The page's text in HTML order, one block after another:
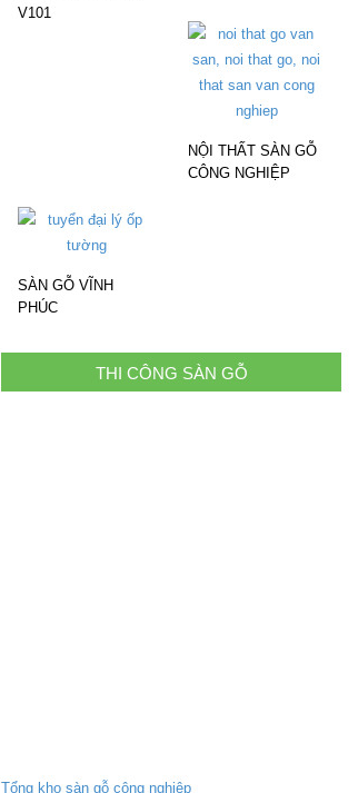
V101
NỘI THẤT SÀN GỖ
CÔNG NGHIỆP
SÀN GỖ VĨNH
PHÚC
THI CÔNG SÀN GỖ
Tổng kho sàn gỗ công nghiệp